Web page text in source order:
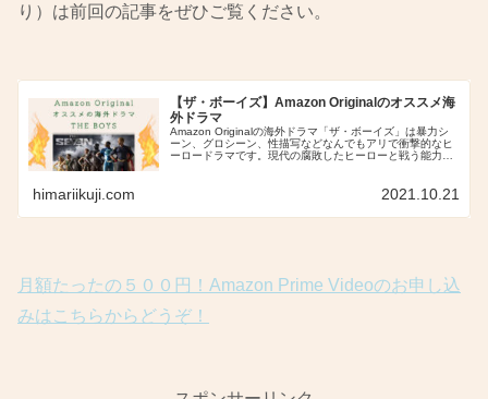
り）は前回の記事をぜひご覧ください。
【ザ・ボーイズ】Amazon Originalのオススメ海
外ドラマ
Amazon Originalの海外ドラマ「ザ・ボーイズ」は暴力シ
ーン、グロシーン、性描写などなんでもアリで衝撃的なヒ
ーロードラマです。現代の腐敗したヒーローと戦う能力を
himariikuji.com 2021.10.21
月額たったの５００円！Amazon Prime Videoのお申し込
みはこちらからどうぞ！